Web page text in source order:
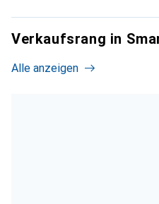
Verkaufsrang in
Alle anzeigen